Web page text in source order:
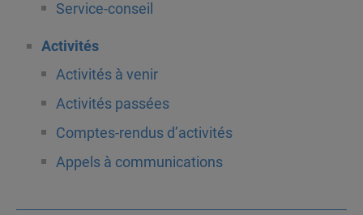
Service-conseil
Activités
Activités à venir
Activités passées
Comptes-rendus d’activités
Appels à communications